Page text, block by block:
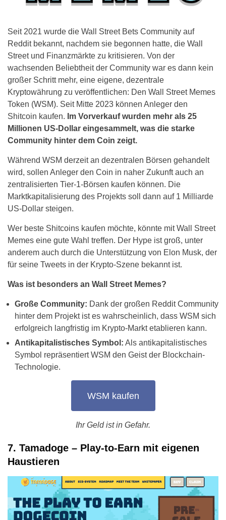
Seit 2021 wurde die Wall Street Bets Community auf
Reddit bekannt, nachdem sie begonnen hatte, die Wall
Street und Finanzmärkte zu kritisieren. Von der
wachsenden Beliebtheit der Community war es dann kein
großer Schritt mehr, eine eigene, dezentrale
Kryptowährung zu veröffentlichen: Den Wall Street Memes
Token (WSM). Seit Mitte 2023 können Anleger den
Shitcoin kaufen. Im Vorverkauf wurden mehr als 25
Millionen US-Dollar eingesammelt, was die starke
Community hinter dem Coin zeigt.
Während WSM derzeit an dezentralen Börsen gehandelt
wird, sollen Anleger den Coin in naher Zukunft auch an
zentralisierten Tier-1-Börsen kaufen können. Die
Marktkapitalisierung des Projekts soll dann auf 1 Milliarde
US-Dollar steigen.
Wer beste Shitcoins kaufen möchte, könnte mit Wall Street
Memes eine gute Wahl treffen. Der Hype ist groß, unter
anderem auch durch die Unterstützung von Elon Musk, der
für seine Tweets in der Krypto-Szene bekannt ist.
Was ist besonders an Wall Street Memes?
Große Community: Dank der großen Reddit Community
hinter dem Projekt ist es wahrscheinlich, dass WSM sich
erfolgreich langfristig im Krypto-Markt etablieren kann.
Antikapitalistisches Symbol: Als antikapitalistisches
Symbol repräsentiert WSM den Geist der Blockchain-
Technologie.
WSM kaufen
Ihr Geld ist in Gefahr.
7. Tamadoge – Play-to-Earn mit eigenen
Haustieren